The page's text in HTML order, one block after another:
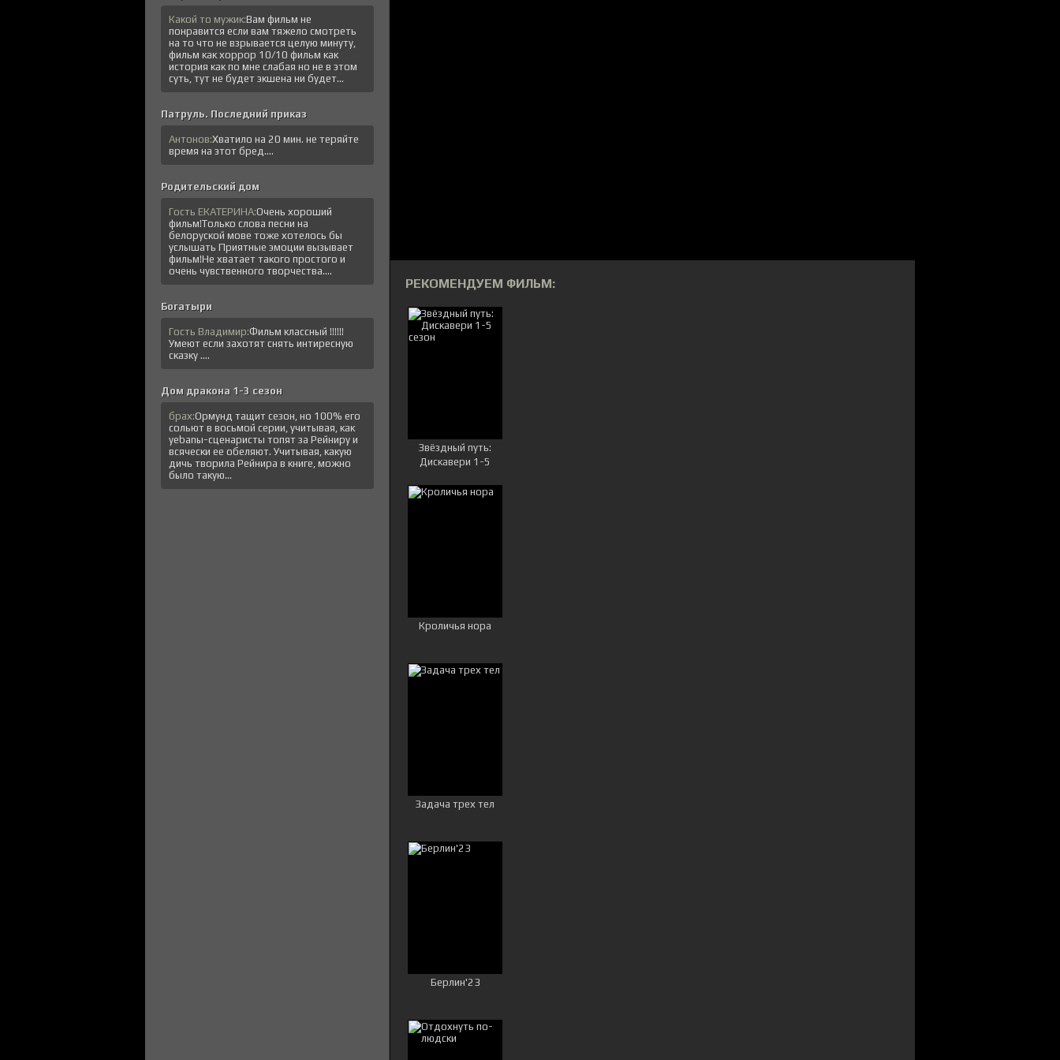
РЕКОМЕНДУЕМ ФИЛЬМ:
Звёздный путь:
Дискавери 1-5
Кроличья нора
Задача трех тел
Берлин'23
Какой то мужик:Вам фильм не
понравится если вам тяжело смотреть
на то что не взрывается целую минуту,
фильм как хоррор 10/10 фильм как
история как по мне слабая но не в этом
суть, тут не будет экшена ни будет...
Патруль. Последний приказ
Антонов:Хватило на 20 мин. не теряйте
время на этот бред....
Родительский дом
Гость ЕКАТЕРИНА:Очень хороший
фильм!Только слова песни на
белоруской мове тоже хотелось бы
услышать Приятные эмоции вызывает
фильм!Не хватает такого простого и
очень чувственного творчества....
Богатыри
Гость Владимир:Фильм классный !!!!!!
Умеют если захотят снять интиресную
сказку ....
Дом дракона 1-3 сезон
брах:Ормунд тащит сезон, но 100% его
сольют в восьмой серии, учитывая, как
уеbanы-сценаристы топят за Рейниру и
всячески ее обеляют. Учитывая, какую
дичь творила Рейнира в книге, можно
было такую...